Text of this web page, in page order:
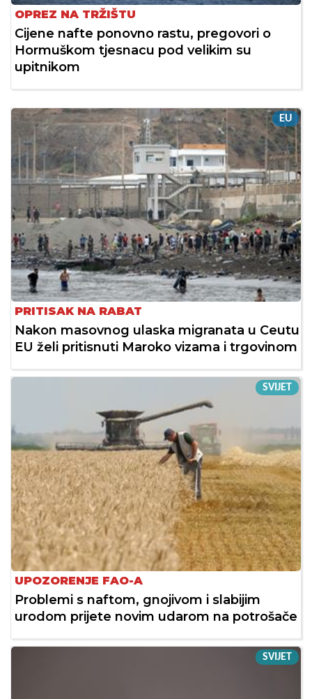
OPREZ NA TRŽIŠTU
Cijene nafte ponovno rastu, pregovori o
Hormuškom tjesnacu pod velikim su
upitnikom
EU
PRITISAK NA RABAT
Nakon masovnog ulaska migranata u Ceutu
EU želi pritisnuti Maroko vizama i trgovinom
SVIJET
UPOZORENJE FAO-A
Problemi s naftom, gnojivom i slabijim
urodom prijete novim udarom na potrošače
SVIJET